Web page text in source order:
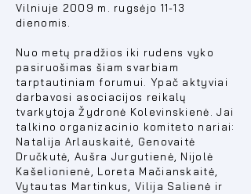
Vilniuje 2009 m. rugsėjo 11-13
dienomis.
Nuo metų pradžios iki rudens vyko
pasiruošimas šiam svarbiam
tarptautiniam forumui. Ypač aktyviai
darbavosi asociacijos reikalų
tvarkytoja Žydronė Kolevinskienė. Jai
talkino organizacinio komiteto nariai:
Natalija Arlauskaitė, Genovaitė
Dručkutė, Aušra Jurgutienė, Nijolė
Kašelionienė, Loreta Mačianskaitė,
Vytautas Martinkus, Vilija Salienė ir